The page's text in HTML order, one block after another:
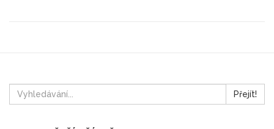
Přejít!